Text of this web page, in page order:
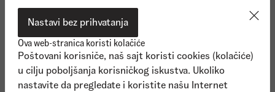
Nastavi bez prihvatanja
Ova web-stranica koristi kolačiće
Poštovani korisniče, naš sajt koristi cookies (kolačiće)
u cilju poboljšanja korisničkog iskustva. Ukoliko
nastavite da pregledate i koristite našu Internet